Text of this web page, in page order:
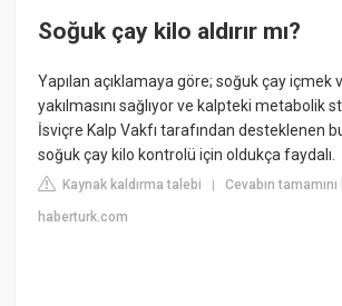
Soğuk çay kilo aldırır mı?
Yapılan açıklamaya göre; soğuk çay içmek
yakılmasını sağlıyor ve kalpteki metabolik
İsviçre Kalp Vakfı tarafından desteklenen
soğuk çay kilo kontrolü için oldukça faydalı.
Kaynak kaldırma talebi |Cevabın
haberturk.com